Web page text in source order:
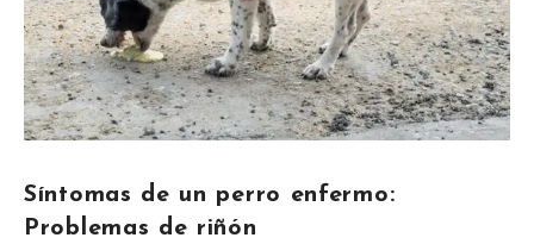
Síntomas de un perro enfermo:
Problemas de riñón